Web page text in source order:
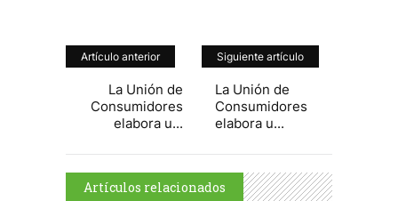
Artículo anterior
La Unión de
Consumidores
elabora u...
Siguiente artículo
La Unión de
Consumidores
elabora u...
Artículos relacionados